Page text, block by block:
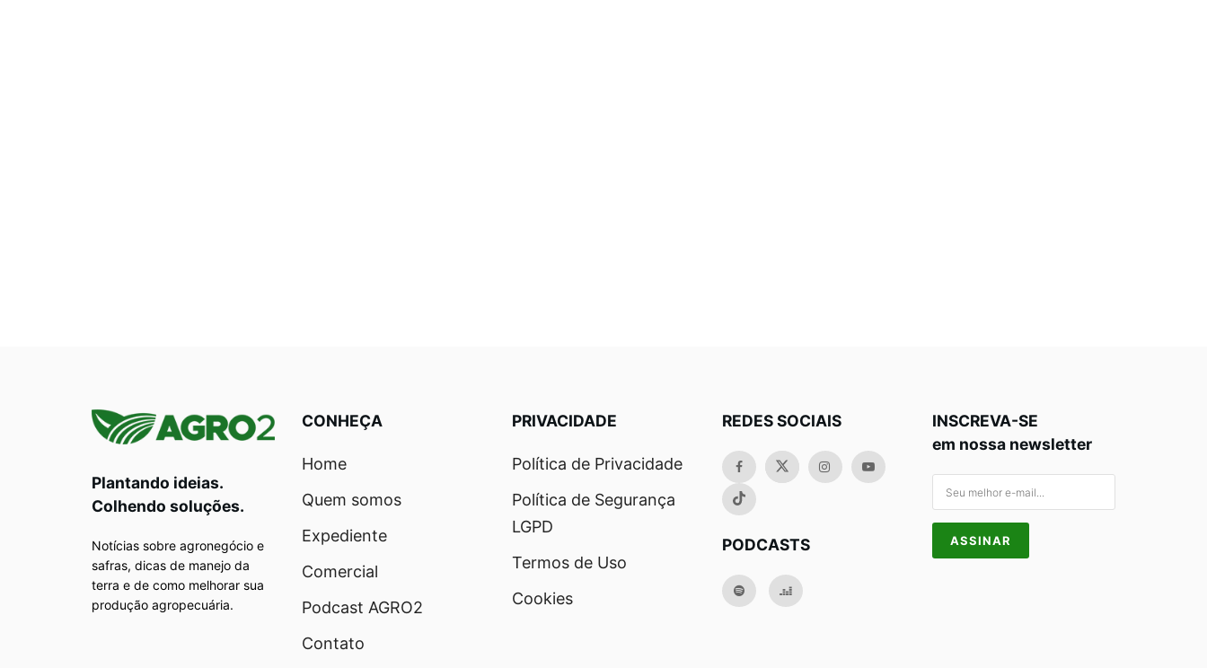
Plantando ideias.
Colhendo soluções.
Notícias sobre agronegócio e
safras, dicas de manejo da
terra e de como melhorar sua
produção agropecuária.
CONHEÇA
Home
Quem somos
Expediente
Comercial
Podcast AGRO2
Contato
PRIVACIDADE
Política de Privacidade
Política de Segurança
LGPD
Termos de Uso
Cookies
REDES SOCIAIS
PODCASTS
INSCREVA-SE
em nossa newsletter